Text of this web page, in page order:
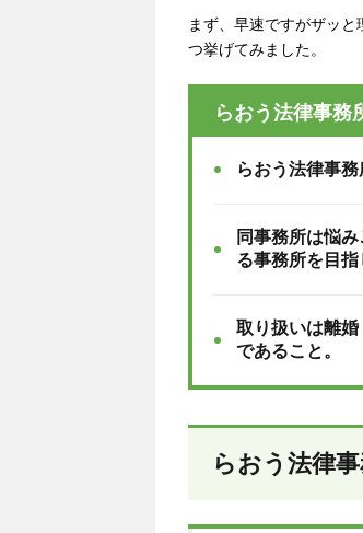
まず、早速ですがザッ
つ挙げてみました。
らおう法律事務
らおう法律事
同事務所は悩
る事務所を目指
取り扱いは離
であること。
らおう法律